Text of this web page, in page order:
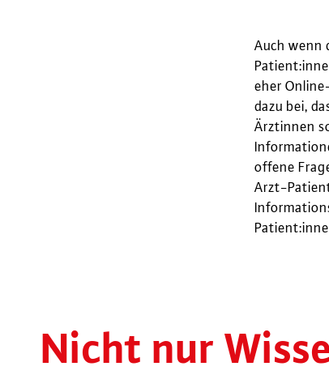
Auch wenn
eher
dazu bei,
Ärztinnen
offene
Arzt-
Nicht nur